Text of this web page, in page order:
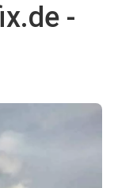
-